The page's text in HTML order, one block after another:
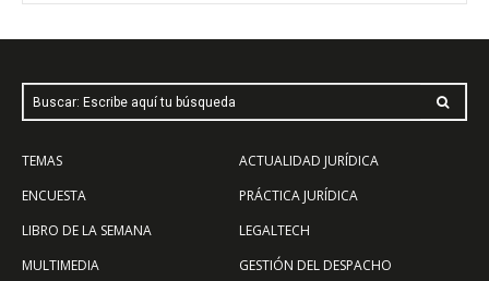
Buscar: Escribe aquí tu búsqueda
TEMAS
ENCUESTA
LIBRO DE LA SEMANA
MULTIMEDIA
ACTUALIDAD JURÍDICA
PRÁCTICA JURÍDICA
LEGALTECH
GESTIÓN DEL DESPACHO